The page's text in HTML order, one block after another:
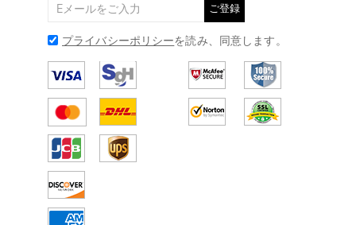
ご登録
プライバシーポリシーを読み、同意します。